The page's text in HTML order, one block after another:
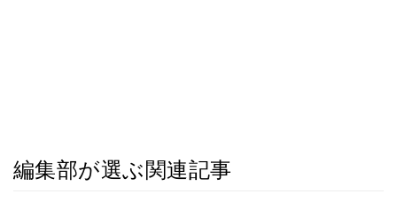
編集部が選ぶ関連記事